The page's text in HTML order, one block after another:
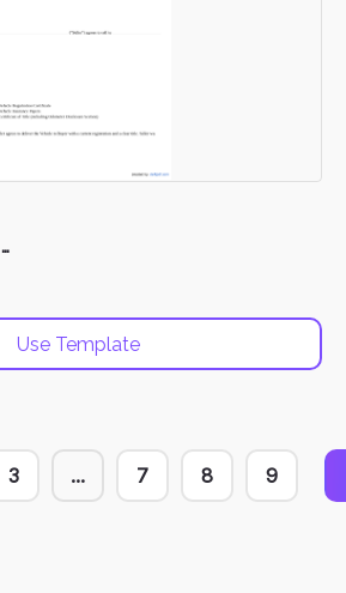
Vehicle Release of Liability Form
Use Template
3 ... 7 8 9